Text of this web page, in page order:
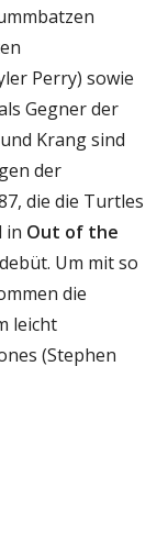
Perry) sowie
Gegner der
Krang sind
der
die die Turtles
in Out of the
Um mit so
die
leicht
(Stephen